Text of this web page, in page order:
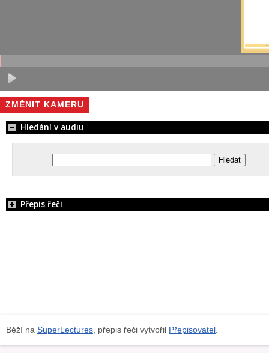
ZMĚNIT KAMERU
Hledání v audiu
Přepis řeči
Běží na SuperLectures, přepis řeči vytvořil Přepisovatel .